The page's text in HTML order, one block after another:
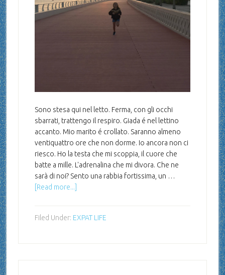
Sono stesa qui nel letto. Ferma, con gli occhi
sbarrati, trattengo il respiro. Giada é nel lettino
accanto. Mio marito é crollato. Saranno almeno
ventiquattro ore che non dorme. Io ancora non ci
riesco. Ho la testa che mi scoppia, il cuore che
batte a mille. L'adrenalina che mi divora. Che ne
sarà di noi? Sento una rabbia fortissima, un …
[Read more...]
Filed Under: EXPAT LIFE